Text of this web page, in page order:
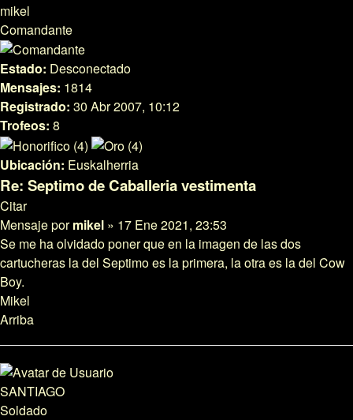
mikel
Comandante
Estado: Desconectado
Mensajes: 1814
Registrado: 30 Abr 2007, 10:12
Trofeos: 8
Ubicación: Euskalherria
Re: Septimo de Caballeria vestimenta
Citar
Mensajepormikel » 17 Ene 2021, 23:53
Se me ha olvidado poner que en la imagen de las dos
cartucheras la del Septimo es la primera, la otra es la del Cow
Boy.
Mikel
Arriba
SANTIAGO
Soldado